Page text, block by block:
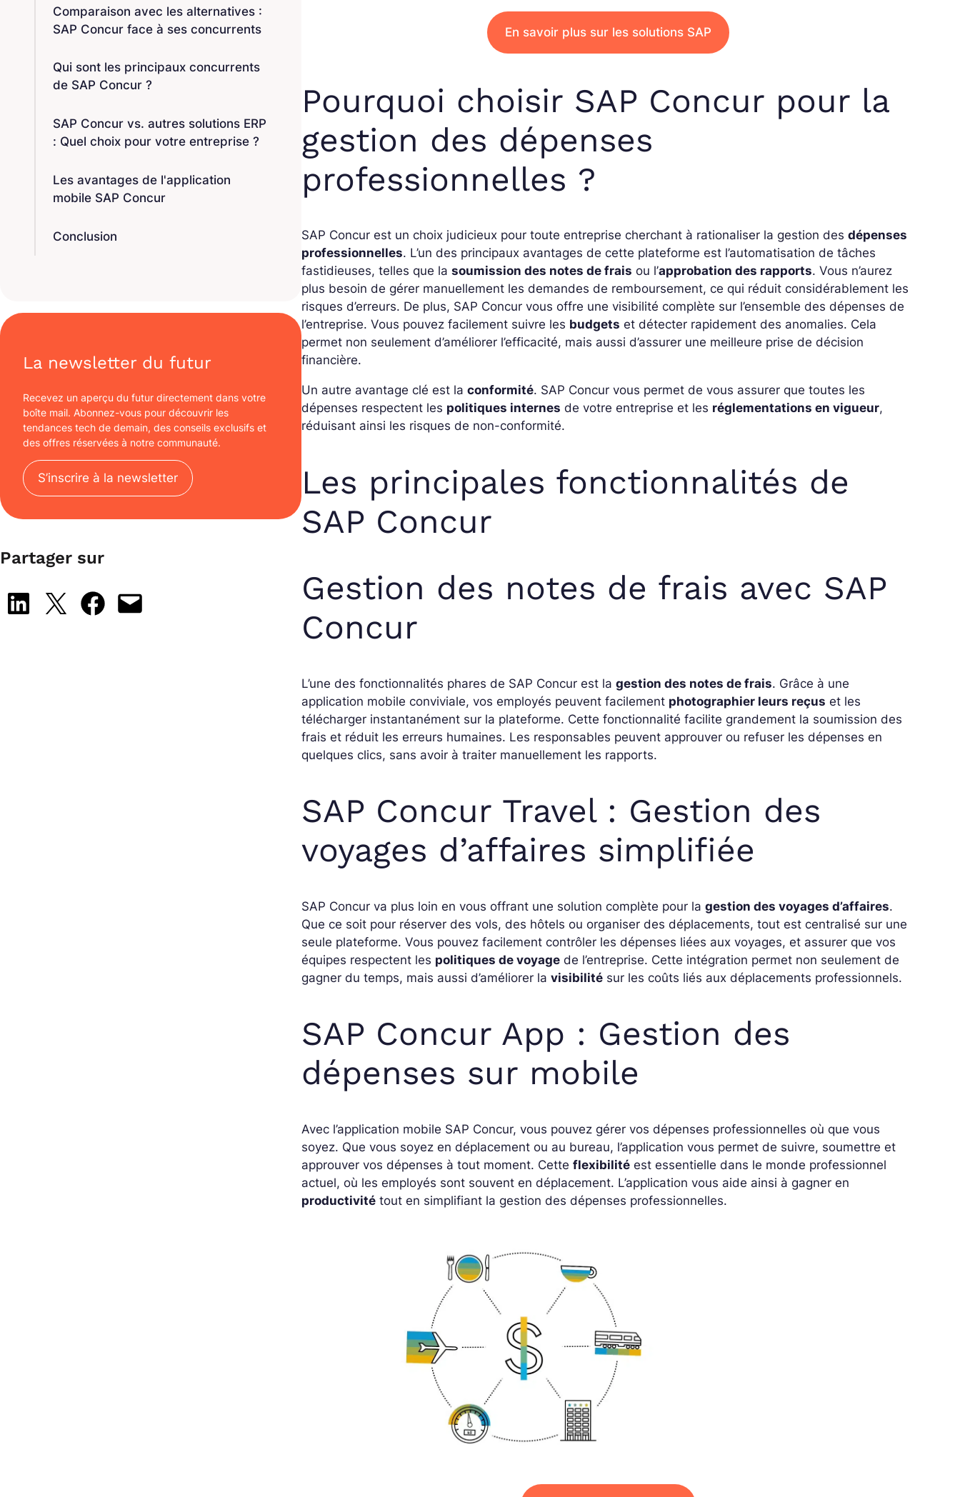
Comparaison avec les alternatives :
SAP Concur face à ses concurrents
Qui sont les principaux concurrents
de SAP Concur ?
SAP Concur vs. autres solutions ERP
: Quel choix pour votre entreprise ?
Les avantages de l'application
mobile SAP Concur
Conclusion
La newsletter du futur
Recevez un aperçu du futur directement dans votre
boîte mail. Abonnez-vous pour découvrir les
tendances tech de demain, des conseils exclusifs et
des offres réservées à notre communauté.
S’inscrire à la newsletter
Partager sur
Share on LinkedIn
Share on X Share on Facebook
Email this Page
En savoir plus sur les solutions SAP
Pourquoi choisir SAP Concur pour la
gestion des dépenses
professionnelles ?
SAP Concur est un choix judicieux pour toute entreprise cherchant à rationaliser la gestion desdépenses
professionnelles. L’un des principaux avantages de cette plateforme est l’automatisation de tâches
fastidieuses, telles que lasoumission des notes de frais ou l’approbation des rapports. Vous n’aurez
plus besoin de gérer manuellement les demandes de remboursement, ce qui réduit considérablement les
risques d’erreurs. De plus, SAP Concur vous offre une visibilité complète sur l’ensemble des dépenses de
l’entreprise. Vous pouvez facilement suivre les budgets et détecter rapidement des anomalies. Cela
permet non seulement d’améliorer l’efficacité, mais aussi d’assurer une meilleure prise de décision
financière.
Un autre avantage clé est laconformité. SAP Concur vous permet de vous assurer que toutes les
dépenses respectent les politiques internes de votre entreprise et les réglementations en vigueur,
réduisant ainsi les risques de non-conformité.
Les principales fonctionnalités de
SAP Concur
Gestion des notes de frais avec SAP
Concur
L’une des fonctionnalités phares de SAP Concur est lagestion des notes de frais. Grâce à une
application mobile conviviale, vos employés peuvent facilement photographier leurs reçus et les
télécharger instantanément sur la plateforme. Cette fonctionnalité facilite grandement la soumission des
frais et réduit les erreurs humaines. Les responsables peuvent approuver ou refuser les dépenses en
quelques clics, sans avoir à traiter manuellement les rapports.
SAP Concur Travel : Gestion des
voyages d’affaires simplifiée
SAP Concur va plus loin en vous offrant une solution complète pour lagestion des voyages d’affaires.
Que ce soit pour réserver des vols, des hôtels ou organiser des déplacements, tout est centralisé sur une
seule plateforme. Vous pouvez facilement contrôler les dépenses liées aux voyages, et assurer que vos
équipes respectent les politiques de voyage de l’entreprise. Cette intégration permet non seulement de
gagner du temps, mais aussi d’améliorer lavisibilité sur les coûts liés aux déplacements professionnels.
SAP Concur App : Gestion des
dépenses sur mobile
Avec l’application mobile SAP Concur, vous pouvez gérer vos dépenses professionnelles où que vous
soyez. Que vous soyez en déplacement ou au bureau, l’application vous permet de suivre, soumettre et
approuver vos dépenses à tout moment. Cetteflexibilité est essentielle dans le monde professionnel
actuel, où les employés sont souvent en déplacement. L’application vous aide ainsi à gagner en
productivité tout en simplifiant la gestion des dépenses professionnelles.